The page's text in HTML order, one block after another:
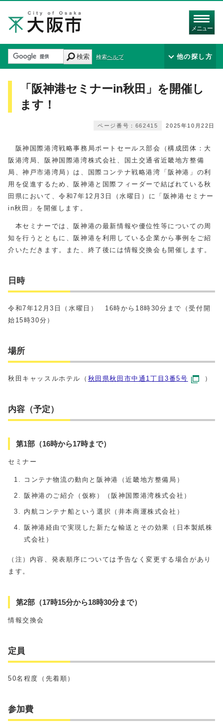
メニュー
検索 検索ヘルプ 他の探し方
「阪神港セミナーin秋田」を開催し
ます！
2025年10月22日
ページ番号：662415
阪神国際港湾戦略事務局ポートセールス部会（構成団体：大
阪港湾局、阪神国際港湾株式会社、国土交通省近畿地方整備
局、神戸市港湾局）は、国際コンテナ戦略港湾「阪神港」の利
用を促進するため、阪神港と国際フィーダーで結ばれている秋
田県において、令和7年12月3日（水曜日）に「阪神港セミナー
in秋田 」を開催します。
本セミナーでは、阪神港の最新情報や優位性等についての周
知を行うとともに、阪神港を利用している企業から事例をご紹
介いただきます。また、終了後には情報交換会も開催します。
日時
令和7年12月3日（水曜日） 16時から18時30分まで（受付開
始15時30分）
場所
秋田キャッスルホテル（ 秋田県秋田市中通1丁目3番5号 ）
内容（予定）
第1部（16時から17時まで）
セミナー
コンテナ物流の動向と阪神港（近畿地方整備局）
阪神港のご紹介（仮称）（阪神国際港湾株式会社）
内航コンテナ船という選択（井本商運株式会社）
阪神港経由で実現した新たな輸送とその効果（日本製紙株
式会社）
（注）内容、発表順序については予告なく変更する場合があり
ます。
第2部（17時15分から18時30分まで）
情報交換会
定員
50名程度（先着順）
参加費